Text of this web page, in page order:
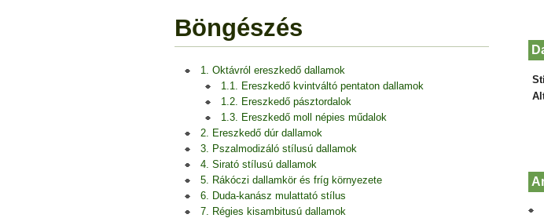
Böngészés
1. Oktávról ereszkedő dallamok
1.1. Ereszkedő kvintváltó pentaton dallamok
1.2. Ereszkedő pásztordalok
1.3. Ereszkedő moll népies műdalok
2. Ereszkedő dúr dallamok
3. Pszalmodizáló stílusú dallamok
4. Sirató stílusú dallamok
5. Rákóczi dallamkör és fríg környezete
6. Duda-kanász mulattató stílus
7. Régies kisambitusú dallamok